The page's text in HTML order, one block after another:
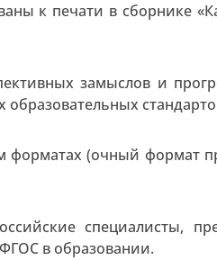
к печати в сборнике
замыслов и
(очный формат
специалисты,
в образовании.